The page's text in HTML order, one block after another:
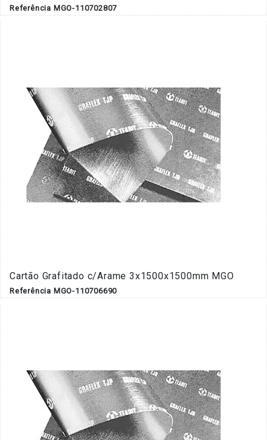
Referência MGO-110702807
Cartão Grafitado c/Arame 3x1500x1500mm MGO
Referência MGO-110706690